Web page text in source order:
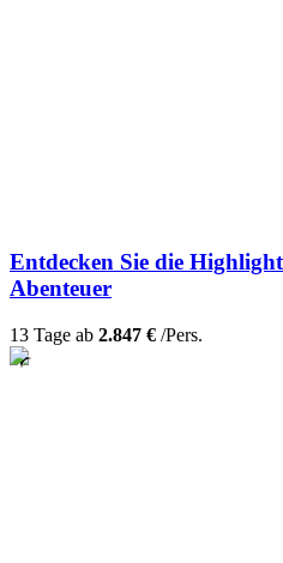
Entdecken Sie die
Abenteuer
13 Tage ab 2.847 € /Pers.